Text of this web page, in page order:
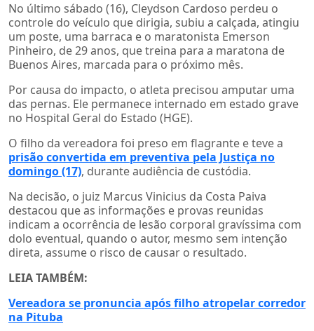
No último sábado (16), Cleydson Cardoso perdeu o
controle do veículo que dirigia, subiu a calçada, atingiu
um poste, uma barraca e o maratonista Emerson
Pinheiro, de 29 anos, que treina para a maratona de
Buenos Aires, marcada para o próximo mês.
Por causa do impacto, o atleta precisou amputar uma
das pernas. Ele permanece internado em estado grave
no Hospital Geral do Estado (HGE).
O filho da vereadora foi preso em flagrante e teve a
prisão convertida em preventiva pela Justiça no
domingo (17), durante audiência de custódia.
Na decisão, o juiz Marcus Vinicius da Costa Paiva
destacou que as informações e provas reunidas
indicam a ocorrência de lesão corporal gravíssima com
dolo eventual, quando o autor, mesmo sem intenção
direta, assume o risco de causar o resultado.
LEIA TAMBÉM:
Vereadora se pronuncia após filho atropelar corredor
na Pituba